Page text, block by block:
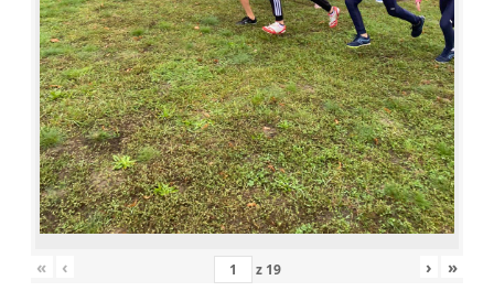
« ‹ z 19 › »